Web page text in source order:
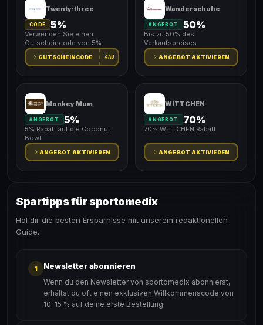
Twenty:three
CODE 5%
Verwenden Sie einen
Gutscheincode von 5%
GUTSCHEINCODE 4AD
Wanderschuhe
ANGEBOT 50%
Bis zu 50% des
Verkaufspreises
ANGEBOT AKTIVIEREN
Monkey Mum
ANGEBOT 5%
5% Rabatt auf die Coconut
Bowl
ANGEBOT AKTIVIEREN
WITTCHEN
ANGEBOT 70%
70% WITTCHEN Rabatt
ANGEBOT AKTIVIEREN
Spartipps für sportomedix
Hol dir die besten Ersparnisse mit unserem redaktionellen
Guide.
1 Newsletter abonnieren
Wenn du den Newsletter von sportomedix abonnierst,
erhältst du oft einen exklusiven Willkommenscode von
10–15 % auf deine erste Bestellung.